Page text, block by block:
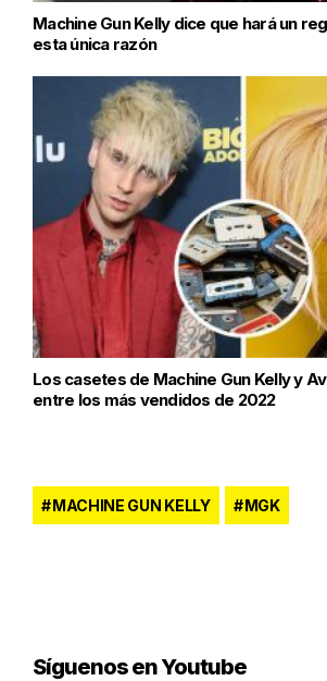
Machine Gun Kelly dice que hará un
esta única razón
Los casetes de Machine Gun Kelly y
entre los más vendidos de 2022
MACHINE GUN KELLY MGK
Síguenos en Youtube